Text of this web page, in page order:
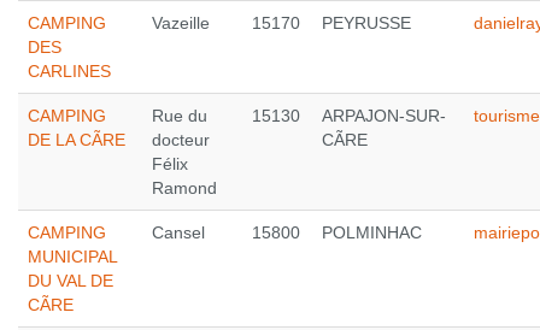
CAMPING
DES
CARLINES
Vazeille 15170 PEYRUSSE
CAMPING
DE LA CÃRE
Rue du
docteur
Félix
Ramond
15130
ARPAJON-SUR-
CÃRE
CAMPING
MUNICIPAL
DU VAL DE
CÃRE
Cansel 15800 POLMINHAC